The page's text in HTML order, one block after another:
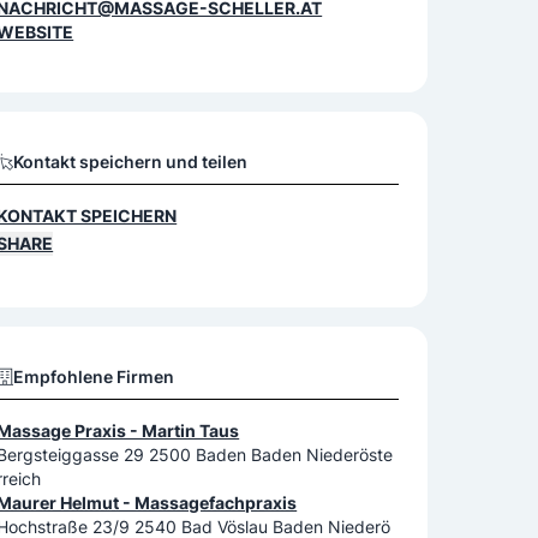
SCHELLER.AT
Kontakt speichern und teilen
SPEICHERN
Empfohlene Firmen
Praxis - Martin Taus
29 2500 Baden Baden Niederöste
Helmut - Massagefachpraxis
23/9 2540 Bad Vöslau Baden Niederö